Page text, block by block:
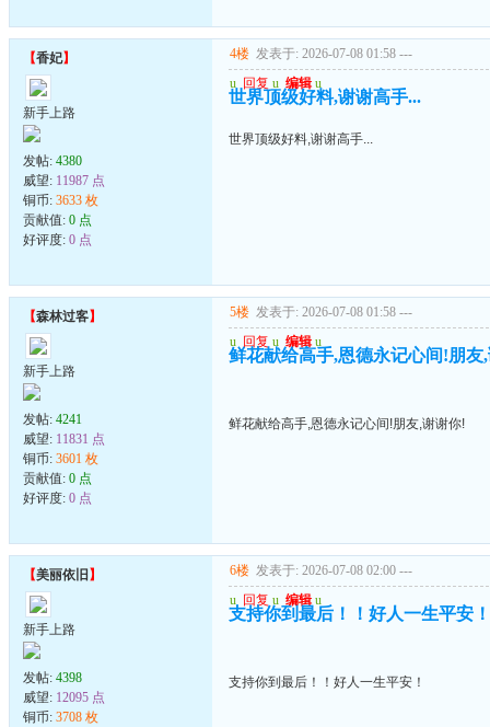
【香妃】
新手上路
发帖: 4380
威望: 11987 点
铜币: 3633 枚
贡献值: 0 点
好评度: 0 点
4楼 发表于: 2026-07-08 01:58 ---
u 回复 u 编辑 u
世界顶级好料,谢谢高手...
世界顶级好料,谢谢高手...
【森林过客】
新手上路
发帖: 4241
威望: 11831 点
铜币: 3601 枚
贡献值: 0 点
好评度: 0 点
5楼 发表于: 2026-07-08 01:58 ---
u 回复 u 编辑 u
鲜花献给高手,恩德永记心间!朋友
鲜花献给高手,恩德永记心间!朋友,谢谢你!
【美丽依旧 】
新手上路
发帖: 4398
威望: 12095 点
铜币: 3708 枚
6楼 发表于: 2026-07-08 02:00 ---
u 回复 u 编辑 u
支持你到最后！！好人一生平安！
支持你到最后！！好人一生平安！